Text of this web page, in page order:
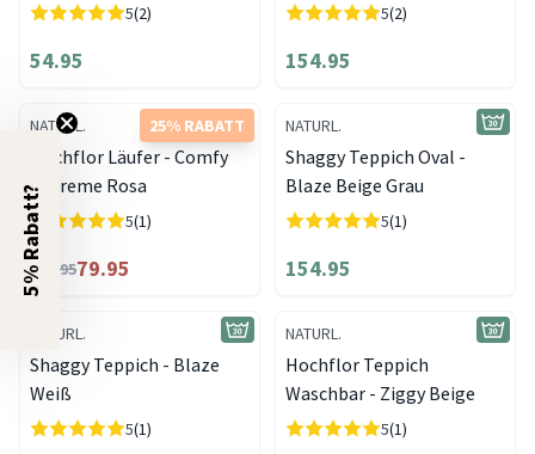
5(2)
54.95
5(2)
154.95
25% RABATT
NATURL.
Hochflor Läufer - Comfy
Supreme Rosa
5(1)
106.9579.95
NATURL.
Shaggy Teppich Oval -
Blaze Beige Grau
5(1)
154.95
NATURL.
Shaggy Teppich - Blaze
Weiß
5(1)
NATURL.
Hochflor Teppich
Waschbar - Ziggy Beige
5(1)
5% Rabatt?